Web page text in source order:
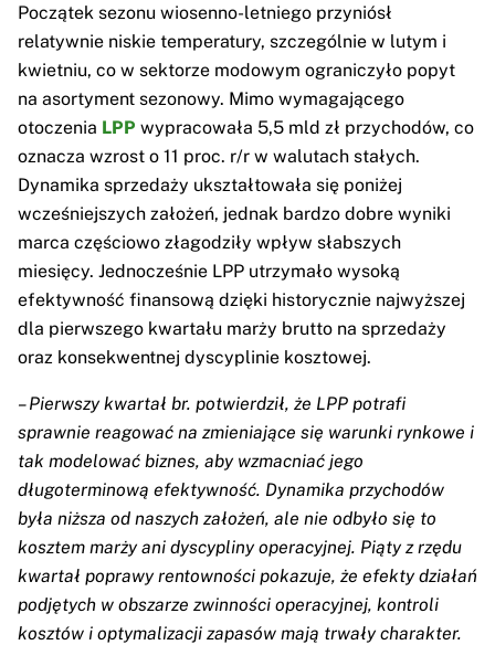
Początek sezonu wiosenno-letniego przyniósł
relatywnie niskie temperatury, szczególnie w lutym i
kwietniu, co w sektorze modowym ograniczyło popyt
na asortyment sezonowy. Mimo wymagającego
otoczenia LPP wypracowała 5,5 mld zł przychodów, co
oznacza wzrost o 11 proc. r/r w walutach stałych.
Dynamika sprzedaży ukształtowała się poniżej
wcześniejszych założeń, jednak bardzo dobre wyniki
marca częściowo złagodziły wpływ słabszych
miesięcy. Jednocześnie LPP utrzymało wysoką
efektywność finansową dzięki historycznie najwyższej
dla pierwszego kwartału marży brutto na sprzedaży
oraz konsekwentnej dyscyplinie kosztowej.
– Pierwszy kwartał br. potwierdził, że LPP potrafi
sprawnie reagować na zmieniające się warunki rynkowe i
tak modelować biznes, aby wzmacniać jego
długoterminową efektywność. Dynamika przychodów
była niższa od naszych założeń, ale nie odbyło się to
kosztem marży ani dyscypliny operacyjnej. Piąty z rzędu
kwartał poprawy rentowności pokazuje, że efekty działań
podjętych w obszarze zwinności operacyjnej, kontroli
kosztów i optymalizacji zapasów mają trwały charakter.